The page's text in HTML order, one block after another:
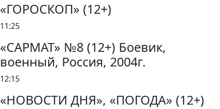
«ГОРОСКОП» (12+)
11:25
«САРМАТ» №8 (12+) Боевик,
военный, Россия, 2004г.
12:15
«НОВОСТИ ДНЯ», «ПОГОДА» (12+)